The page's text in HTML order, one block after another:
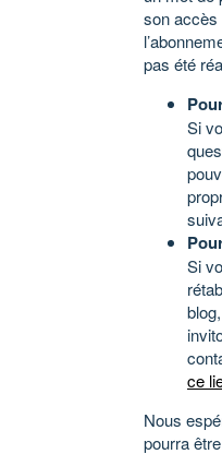
son accès
pas été
Si
Si
ce
Nous
pourra